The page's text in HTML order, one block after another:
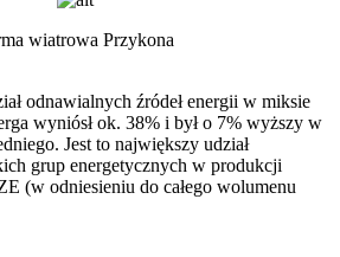
wiatrowa Przykona
odnawialnych źródeł energii w miksie
wyniósł ok. 38% i był o 7% wyższy w
Jest to największy udział
grup energetycznych w produkcji
(w odniesieniu do całego wolumenu